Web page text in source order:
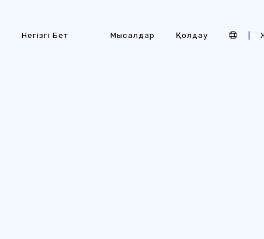
Негізгі Бет Мысалдар Қолдау |